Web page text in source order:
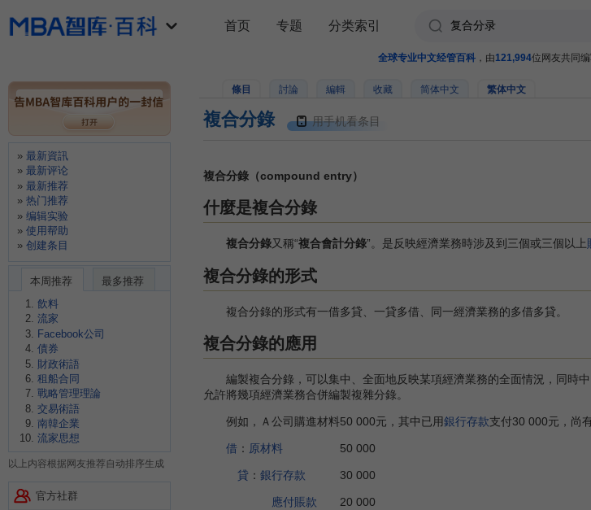
全球专业中文经管百科 ，由121,994位网友共同
條目 討論 編輯 收藏 简体中文 繁体中文
複合分錄 用手机看条目
複合分錄（compound entry）
什麼是複合分錄
複合分錄又稱“複合會計分錄”。是反映經濟業務時涉及到三個或三個以上
複合分錄的形式
複合分錄的形式有一借多貸、一貸多借、同一經濟業務的多借多貸。
複合分錄的應用
編製複合分錄，可以集中、全面地反映某項經濟業務的全面情況，同時中
允許將幾項經濟業務合併編製複雜分錄。
例如，Ａ公司購進材料50 000元，其中已用銀行存款支付30 000元，尚
借 ： 原材料 50 000
貸 ： 銀行存款 30 000
應付賬款 20 000
首页 专题 分类索引
最新資訊
最新评论
最新推荐
热门推荐
编辑实验
使用帮助
创建条目
本周推荐
最多推荐
飲料
流家
Facebook公司
債券
財政術語
租船合同
戰略管理理論
交易術語
南韓企業
流家思想
以上内容根据网友推荐自动排序生成
官方社群